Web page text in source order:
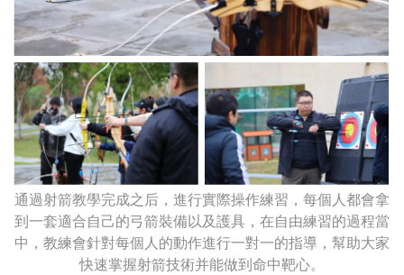
通過射箭教學完成之后，進行實際操作練習，每個人都會拿
到一套適合自己的弓箭裝備以及護具，在自由練習的過程當
中，教練會針對每個人的動作進行一對一的指導，幫助大家
快速掌握射箭技術并能做到命中靶心。